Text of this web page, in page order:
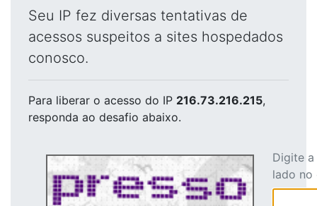
Seu IP fez diversas tentativas de
acessos suspeitos a sites hospedados
conosco.
Para liberar o acesso do IP 216.73.216.215,
responda ao desafio abaixo.
Digite
lado no